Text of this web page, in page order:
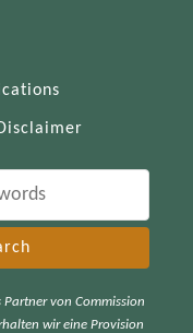
von Commission
wir eine Provision